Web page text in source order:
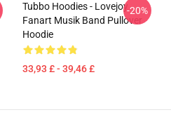
Tubbo Hoodies - Lovejoy
Fanart Musik Band Pullover
Hoodie
33,93 £ - 39,46 £
-20%